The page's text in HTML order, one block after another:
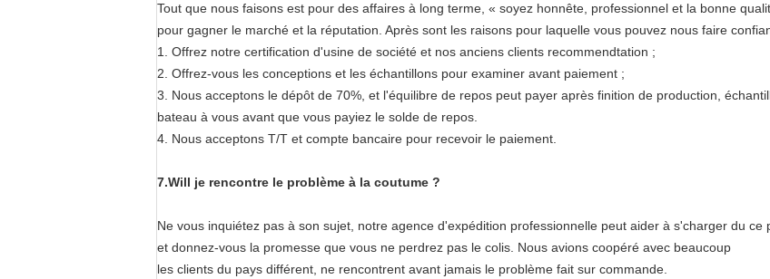
Tout que nous faisons est pour des affaires à long terme, « soyez honnête, professionnel et la bonne
pour gagner le marché et la réputation. Après sont les raisons pour laquelle vous pouvez nous faire
1. Offrez notre certification d'usine de société et nos anciens clients recommendtation ;
2. Offrez-vous les conceptions et les échantillons pour examiner avant paiement ;
3. Nous acceptons le dépôt de 70%, et l'équilibre de repos peut payer après finition de production,
bateau à vous avant que vous payiez le solde de repos.
4. Nous acceptons T/T et compte bancaire pour recevoir le paiement.
7.Will je rencontre le problème à la coutume ?
Ne vous inquiétez pas à son sujet, notre agence d'expédition professionnelle peut aider à s'charger du ce
et donnez-vous la promesse que vous ne perdrez pas le colis. Nous avions coopéré avec beaucoup
les clients du pays différent, ne rencontrent avant jamais le problème fait sur commande.